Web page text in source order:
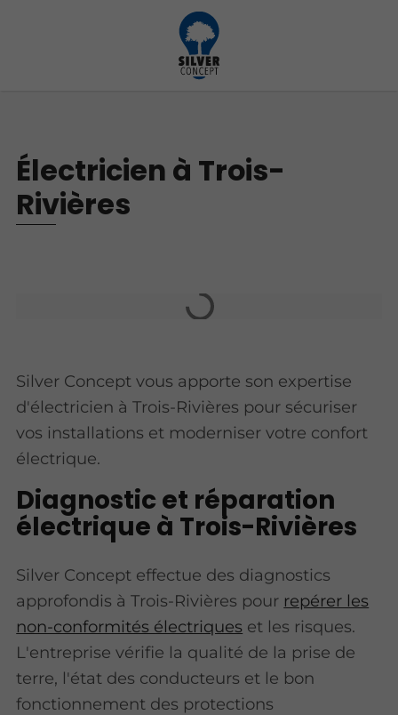
Électricien à Trois-
Rivières
Silver Concept vous apporte son expertise
d'électricien à Trois-Rivières pour sécuriser
vos installations et moderniser votre confort
électrique.
Diagnostic et réparation
électrique à Trois-Rivières
Silver Concept effectue des diagnostics
approfondis à Trois-Rivières pour repérer les
non-conformités électriques et les risques.
L'entreprise vérifie la qualité de la prise de
terre, l'état des conducteurs et le bon
fonctionnement des protections